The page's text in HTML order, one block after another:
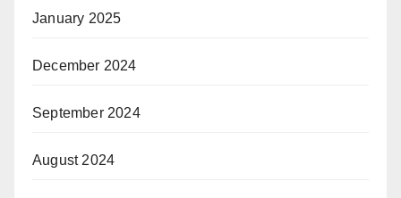
January 2025
December 2024
September 2024
August 2024